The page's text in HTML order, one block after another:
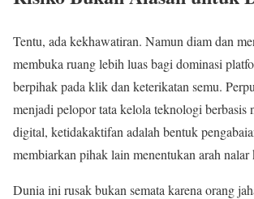
Tentu, ada kekhawatiran. Namun diam dan
membuka ruang lebih luas bagi dominasi
berpihak pada klik dan keterikatan semu.
menjadi pelopor tata kelola teknologi berbasis
digital, ketidakaktifan adalah bentuk
membiarkan pihak lain menentukan arah
Dunia ini rusak bukan semata karena orang